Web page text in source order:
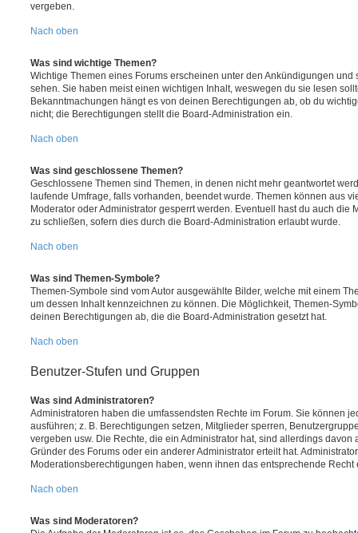
vergeben.
Nach oben
Was sind wichtige Themen?
Wichtige Themen eines Forums erscheinen unter den Ankündigungen und
sehen. Sie haben meist einen wichtigen Inhalt, weswegen du sie lesen
Bekanntmachungen hängt es von deinen Berechtigungen ab, ob du
nicht; die Berechtigungen stellt die Board-Administration ein.
Nach oben
Was sind geschlossene Themen?
Geschlossene Themen sind Themen, in denen nicht mehr geantwortet
laufende Umfrage, falls vorhanden, beendet wurde. Themen können aus
Moderator oder Administrator gesperrt werden. Eventuell hast du auch die
zu schließen, sofern dies durch die Board-Administration erlaubt wurde.
Nach oben
Was sind Themen-Symbole?
Themen-Symbole sind vom Autor ausgewählte Bilder, welche mit einem
um dessen Inhalt kennzeichnen zu können. Die Möglichkeit, Themen-
deinen Berechtigungen ab, die die Board-Administration gesetzt hat.
Nach oben
Benutzer-Stufen und Gruppen
Was sind Administratoren?
Administratoren haben die umfassendsten Rechte im Forum. Sie können
ausführen; z. B. Berechtigungen setzen, Mitglieder sperren,
vergeben usw. Die Rechte, die ein Administrator hat, sind allerdings
Gründer des Forums oder ein anderer Administrator erteilt hat.
Moderationsberechtigungen haben, wenn ihnen das entsprechende Recht
Nach oben
Was sind Moderatoren?